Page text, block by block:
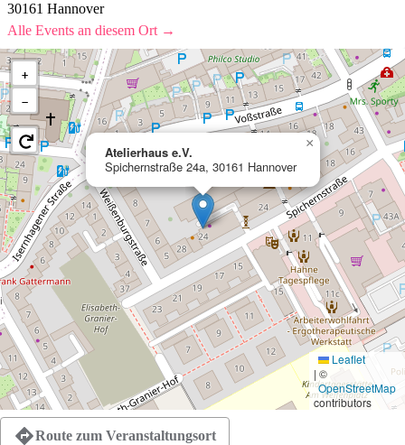
30161 Hannover
Alle Events an diesem Ort →
Atelierhaus e.V.
Spichernstraße 24a, 30161 Hannover
×
+
−
Leaflet
| ©
OpenStreetMap
contributors
Route zum Veranstaltungsort